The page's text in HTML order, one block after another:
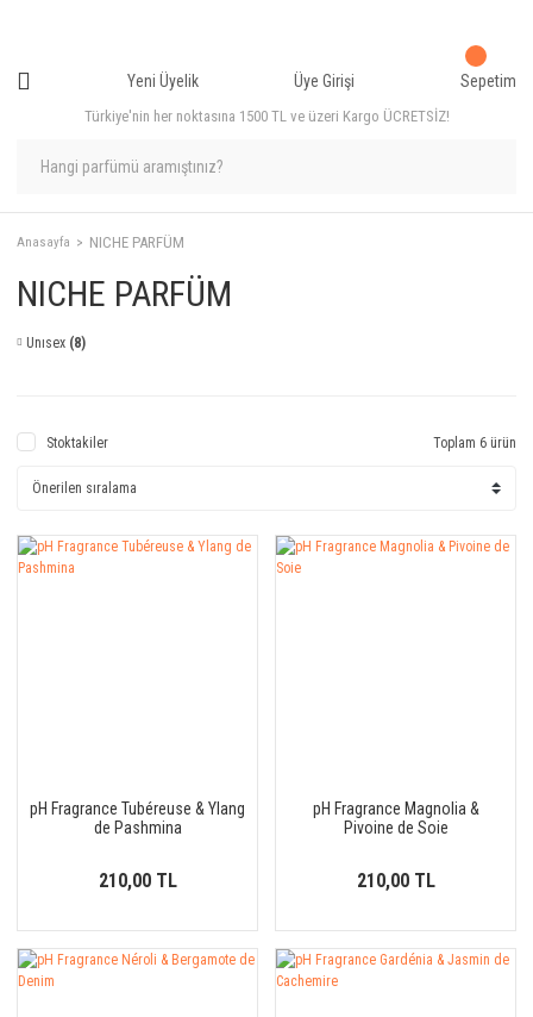
Türkiye'nin her noktasına 1500 TL ve üzeri Kargo ÜCRETSİZ!
Yeni Üyelik Üye Girişi Sepetim
Anasayfa NICHE PARFÜM
NICHE PARFÜM
Unısex (8)
Stoktakiler Toplam 6 ürün
pH Fragrance Tubéreuse & Ylang
de Pashmina
210,00 TL
pH Fragrance Magnolia &
Pivoine de Soie
210,00 TL